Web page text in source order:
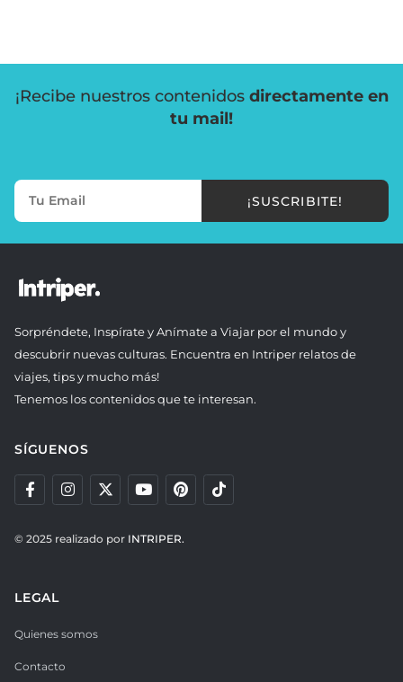
¡Recibe nuestros contenidos directamente en
tu mail!
¡SUSCRIBITE!
Sorpréndete, Inspírate y Anímate a Viajar por el mundo y
descubrir nuevas culturas. Encuentra en Intriper relatos de
viajes, tips y mucho más!
Tenemos los contenidos que te interesan.
SÍGUENOS
© 2025 realizado por INTRIPER.
LEGAL
Quienes somos
Contacto